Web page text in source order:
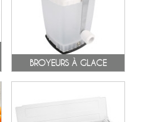
BROYEURS À GLACE